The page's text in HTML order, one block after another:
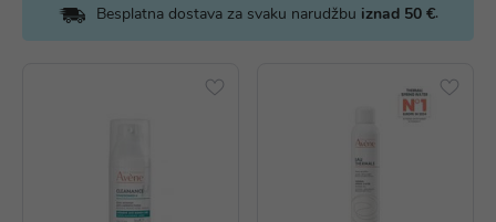
Besplatna dostava za svaku narudžbu iznad 50 €.